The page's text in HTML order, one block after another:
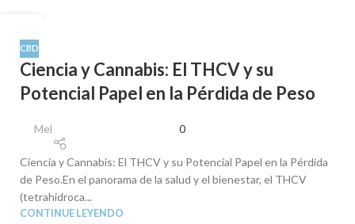
JUL
CBD
Ciencia y Cannabis: El THCV y su
Potencial Papel en la Pérdida de Peso
Mel 0
Ciencia y Cannabis: El THCV y su Potencial Papel en la Pérdida
de Peso.En el panorama de la salud y el bienestar, el THCV
(tetrahidroca...
CONTINUE LEYENDO